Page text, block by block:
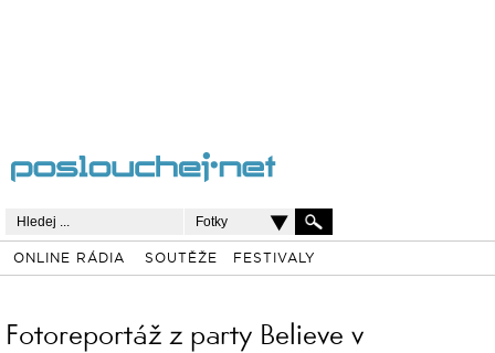
Fotky
ONLINE RÁDIA SOUTĚŽE FESTIVALY
Fotoreportáž z party Believe v